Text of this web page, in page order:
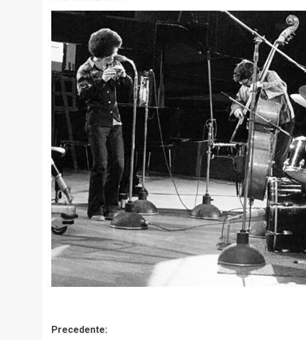
Navigazione
Precedente: